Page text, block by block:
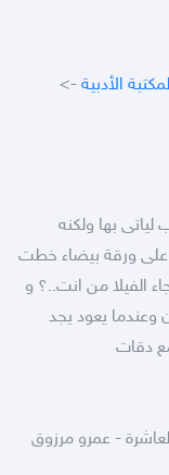
الأدبية ->
بها ولكنه
على ورقة بيضاء خطت
الفيلا من انت..؟ و
وعندما يعود يجد
دقات
- عمرو مرزوق